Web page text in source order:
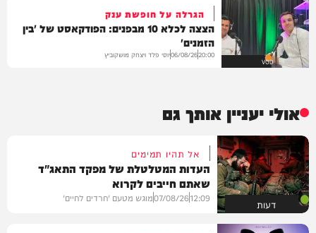
VOD
הגרלה על חופשת ענק
הצצה לכלא 10 מבפנים: הפודקאסט של 'בין
הזמנים'
20:00
06/08/26יוסי פלד ויצחק מושקוביץ
אולי יעניין אותך גם
דעות
אל תהיו תמימים
העדות המטלטלת של מפקד התאג"ד
שאתם חייבים לקרוא
12:09
07/08/26מוגש מטעם 'חרדים לחיים'